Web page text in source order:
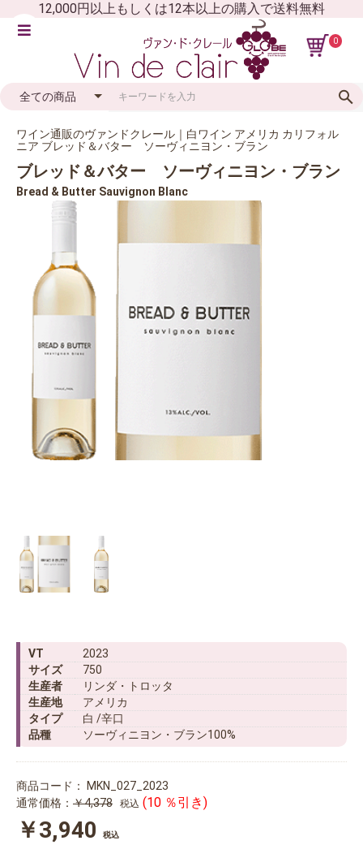
12,000円以上もしくは12本以上の購入で送料無料
0
ワイン通販のヴァンドクレール｜白ワイン アメリカ カリフォル
ニア ブレッド＆バター ソーヴィニヨン・ブラン
ブレッド＆バター ソーヴィニヨン・ブラン
Bread & Butter Sauvignon Blanc
VT
2023
サイズ
750
生産者
リンダ・トロッタ
生産地
アメリカ
タイプ
白 /辛口
品種
ソーヴィニヨン・ブラン100%
商品コード：
MKN_027_2023
通常価格： ￥4,378 税込 (10 ％引き)
￥3,940 税込